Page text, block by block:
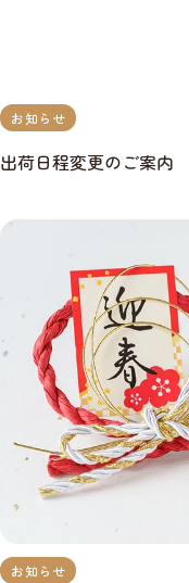
お知らせ
出荷日程変更のご案内
お知らせ